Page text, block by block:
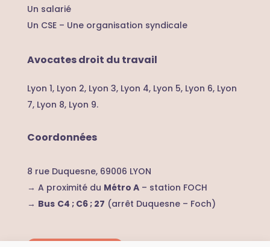
Un salarié
Un CSE – Une organisation syndicale
Avocates droit du travail
Lyon 1, Lyon 2, Lyon 3, Lyon 4, Lyon 5, Lyon 6, Lyon
7,Lyon 8, Lyon 9.
Coordonnées
8 rue Duquesne, 69006 LYON
→ A proximité du Métro A– station FOCH
→ Bus C4 ; C6 ; 27 (arrêt Duquesne – Foch)